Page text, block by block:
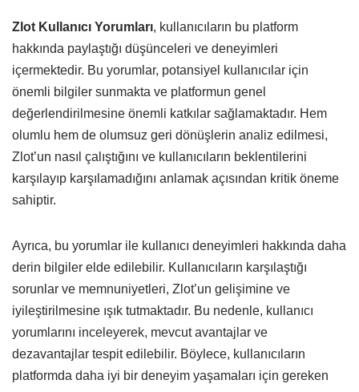
Zlot Kullanıcı Yorumları, kullanıcıların bu platform
hakkında paylaştığı düşünceleri ve deneyimleri
içermektedir. Bu yorumlar, potansiyel kullanıcılar için
önemli bilgiler sunmakta ve platformun genel
değerlendirilmesine önemli katkılar sağlamaktadır. Hem
olumlu hem de olumsuz geri dönüşlerin analiz edilmesi,
Zlot’un nasıl çalıştığını ve kullanıcıların beklentilerini
karşılayıp karşılamadığını anlamak açısından kritik öneme
sahiptir.
Ayrıca, bu yorumlar ile kullanıcı deneyimleri hakkında daha
derin bilgiler elde edilebilir. Kullanıcıların karşılaştığı
sorunlar ve memnuniyetleri, Zlot’un gelişimine ve
iyileştirilmesine ışık tutmaktadır. Bu nedenle, kullanıcı
yorumlarını inceleyerek, mevcut avantajlar ve
dezavantajlar tespit edilebilir. Böylece, kullanıcıların
platformda daha iyi bir deneyim yaşamaları için gereken